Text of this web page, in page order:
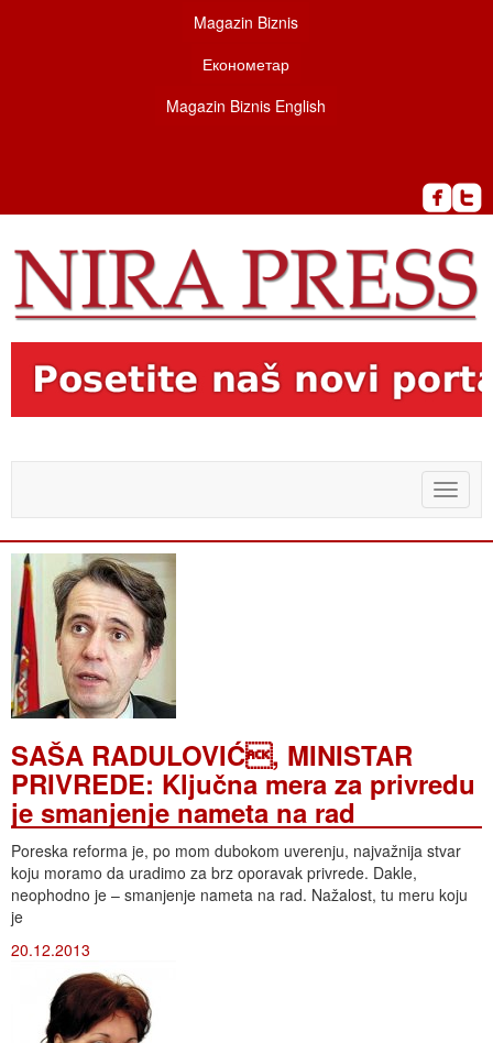
Magazin Biznis
Економетар
Magazin Biznis English
Toggle
SAŠA RADULOVIĆ, MINISTAR
PRIVREDE: Ključna mera za privredu
je smanjenje nameta na rad
Poreska reforma je, po mom dubokom uverenju, najvažnija stvar
koju moramo da uradimo za brz oporavak privrede. Dakle,
neophodno je – smanjenje nameta na rad. Nažalost, tu meru koju
je
20.12.2013